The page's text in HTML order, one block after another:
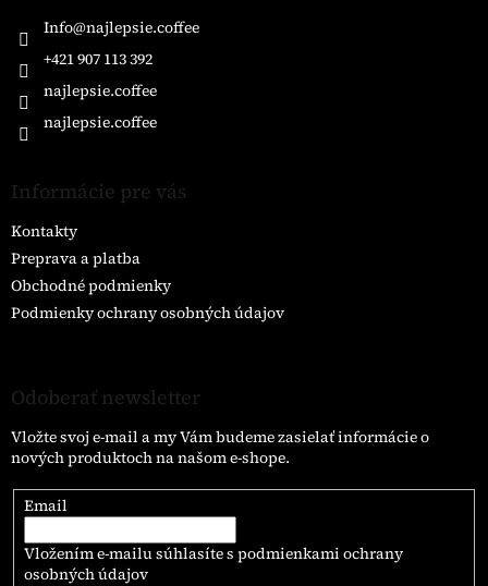
Info@najlepsie.coffee
+421 907 113 392
najlepsie.coffee
najlepsie.coffee
Informácie pre vás
Kontakty
Preprava a platba
Obchodné podmienky
Podmienky ochrany osobných údajov
Odoberať newsletter
Vložte svoj e-mail a my Vám budeme zasielať informácie o
nových produktoch na našom e-shope.
Email
Vložením e-mailu súhlasíte s podmienkami ochrany
osobných údajov